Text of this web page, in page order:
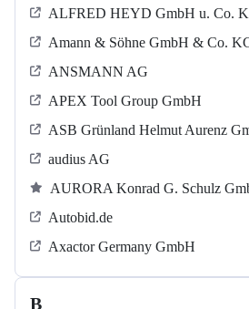
ALFRED HEYD GmbH u. Co.
Amann & Söhne GmbH & Co.
ANSMANN AG
APEX Tool Group GmbH
ASB Grün­land Helmut Au­renz
audius AG
AURORA Konrad G. Schulz
Autobid.de
Axactor Germany GmbH
B